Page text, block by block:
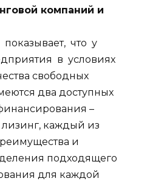
компаний и
что у
в условиях
свободных
два доступных
–
каждый из
и
подходящего
для каждой